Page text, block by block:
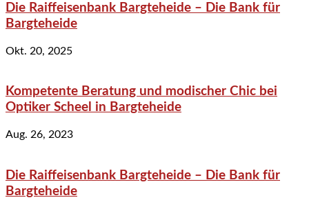
Die Raiffeisenbank Bargteheide – Die Bank für
Bargteheide
Okt. 20, 2025
Kompetente Beratung und modischer Chic bei
Optiker Scheel in Bargteheide
Aug. 26, 2023
Die Raiffeisenbank Bargteheide – Die Bank für
Bargteheide